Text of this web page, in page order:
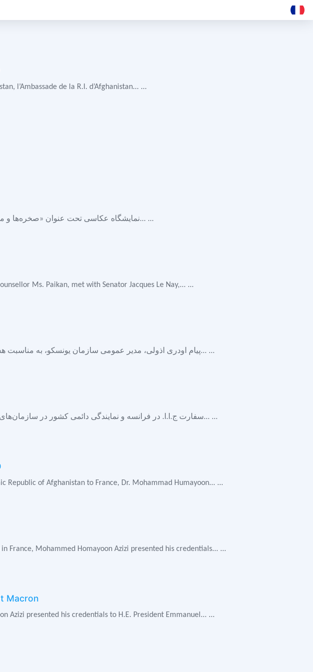
l’Ambassade de la R.I. d’Afghanistan... ...
امروز در موزیم لوز شهر لن (Louvre-Lens) نمایشگاه عکاسی تحت عنوان «صخره‌ها و مغاره‌های... ...
Ms. Paikan, met with Senator Jacques Le Nay,... ...
پیام اودری اذولی، مدیر عمومی سازمان یونسکو، به مناسبت هشتم مارچ، روز جهانی زن : جا دارد که در روز جهانی... ...
سفارت ج.ا.ا. در فرانسه و نمایندگی دائمی کشور در سازمان‌های یونسکو و آیسیسکو، از نهم حوت، روز ملی نیروهای... ...
Republic of Afghanistan to France, Dr. Mohammad Humayoon... ...
France, Mohammed Homayoon Azizi presented his credentials... ...
Macron
Azizi presented his credentials to H.E. President Emmanuel... ...